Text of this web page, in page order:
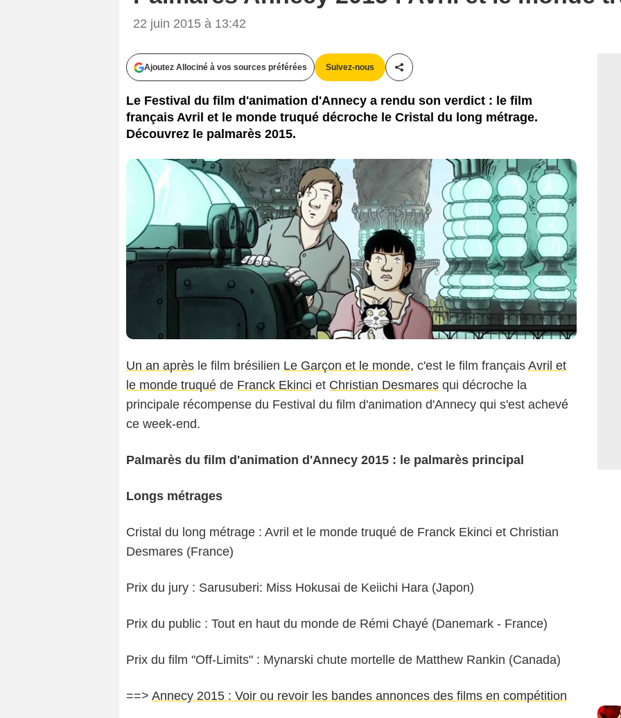
22 juin 2015 à 13:42
Ajoutez Allociné à vos sources préférées Suivez-nous
Partager cet article
Le Festival du film d'animation d'Annecy a rendu son verdict : le film
français Avril et le monde truqué décroche le Cristal du long métrage.
Découvrez le palmarès 2015.
Un an après le film brésilien Le Garçon et le monde, c'est le film français Avril et
le monde truqué de Franck Ekinci et Christian Desmares qui décroche la
principale récompense du Festival du film d'animation d'Annecy qui s'est achevé
ce week-end.
Palmarès du film d'animation d'Annecy 2015 : le palmarès principal
Longs métrages
Cristal du long métrage : Avril et le monde truqué de Franck Ekinci et Christian
Desmares (France)
Prix du jury : Sarusuberi: Miss Hokusai de Keiichi Hara (Japon)
Prix du public : Tout en haut du monde de Rémi Chayé (Danemark - France)
Prix du film "Off-Limits" : Mynarski chute mortelle de Matthew Rankin (Canada)
==> Annecy 2015 : Voir ou revoir les bandes annonces des films en compétition